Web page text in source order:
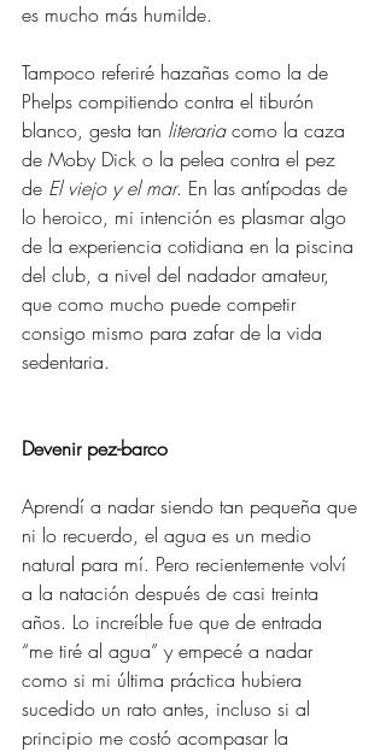
es mucho más humilde.
Tampoco referiré hazañas como la de
Phelps compitiendo contra el tiburón
blanco, gesta tan literaria como la caza
de Moby Dick o la pelea contra el pez
de El viejo y el mar. En las antípodas de
lo heroico, mi intención es plasmar algo
de la experiencia cotidiana en la piscina
del club, a nivel del nadador amateur,
que como mucho puede competir
consigo mismo para zafar de la vida
sedentaria.
Devenir pez-barco
Aprendí a nadar siendo tan pequeña que
ni lo recuerdo, el agua es un medio
natural para mí. Pero recientemente volví
a la natación después de casi treinta
años. Lo increíble fue que de entrada
“me tiré al agua” y empecé a nadar
como si mi última práctica hubiera
sucedido un rato antes, incluso si al
principio me costó acompasar la